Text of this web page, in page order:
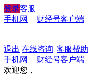
登录客服
手机网
财经号客户端
退出 在线咨询 |客服帮助
手机网
财经号客户端
欢迎您，